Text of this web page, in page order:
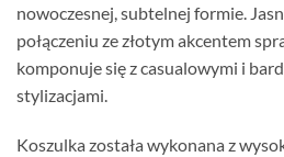
nowoczesnej, subtelnej formie.
połączeniu ze złotym akcentem
komponuje się z casualowymi i
stylizacjami.
Koszulka została wykonana z